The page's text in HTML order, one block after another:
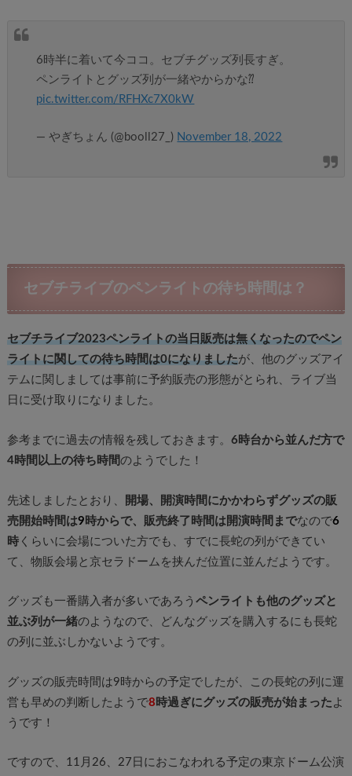
6時半に着いて今ココ。セブチグッズ列長すぎ。
ペンライトとグッズ列が一緒やからかな⁇
pic.twitter.com/RFHXc7X0kW
— やぎちょん (@booll27_) November 18, 2022
セブチライブのペンライトの待ち時間は？
セブチライブ2023ペンライトの当日販売は無くなったのでペン
ライトに関しての待ち時間は0になりましたが、他のグッズアイ
テムに関しましては事前に予約販売の形態がとられ、ライブ当
日に受け取りになりました。
参考までに過去の情報を残しておきます。 6時台から並んだ方で
4時間以上の待ち時間のようでした！
先述しましたとおり、
開場、開演時間にかかわらずグッズの販
売開始時間は9 時からで、販売終了時間は開演時間までなので6
時くらいに会場についた方でも、すでに長蛇の列ができてい
て、物販会場と京セラドームを挟んだ位置に並んだようです。
グッズも一番購入者が多いであろう ペンライトも他のグッズと
並ぶ列が一緒のようなので、どんなグッズを購入するにも長蛇
の列に並ぶしかないようです。
グッズの販売時間は9時からの予定でしたが、この長蛇の列に運
営も早めの判断したようで8 時過ぎにグッズの販売が始まった よ
うです！
ですので、11月26、27日におこなわれる予定の東京ドーム公演